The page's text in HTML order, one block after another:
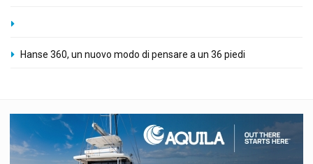
Hanse 360, un nuovo modo di pensare a un 36 piedi